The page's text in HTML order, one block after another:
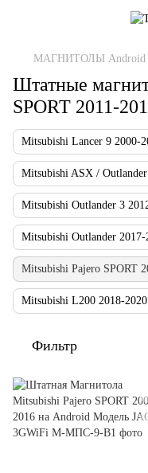
МАГНИТОЛЫ Android
Штатные
SPORT 2011-
Mitsubishi Lancer 9 2000-
Mitsubishi ASX /
Mitsubishi Outlander 3
Mitsubishi Outlander 2017-
Mitsubishi Pajero SPORT
Mitsubishi L200 2018-2020
Фильтр